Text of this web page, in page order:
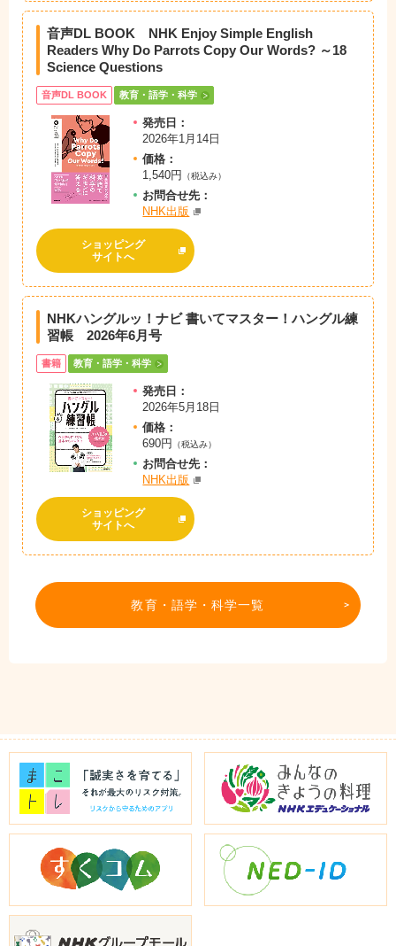
音声DL BOOK NHK Enjoy Simple English
Readers Why Do Parrots Copy Our Words? ～18
Science Questions
音声DL BOOK 教育・語学・科学
発売日：
2026年1月14日
価格：
1,540円
（税込み）
お問合せ先：
NHK出版
ショッピング
サイトへ
NHKハングルッ！ナビ 書いてマスター！ハングル練
習帳 2026年6月号
書籍 教育・語学・科学
発売日：
2026年5月18日
価格：
690円
（税込み）
お問合せ先：
NHK出版
ショッピング
サイトへ
教育・語学・科学一覧